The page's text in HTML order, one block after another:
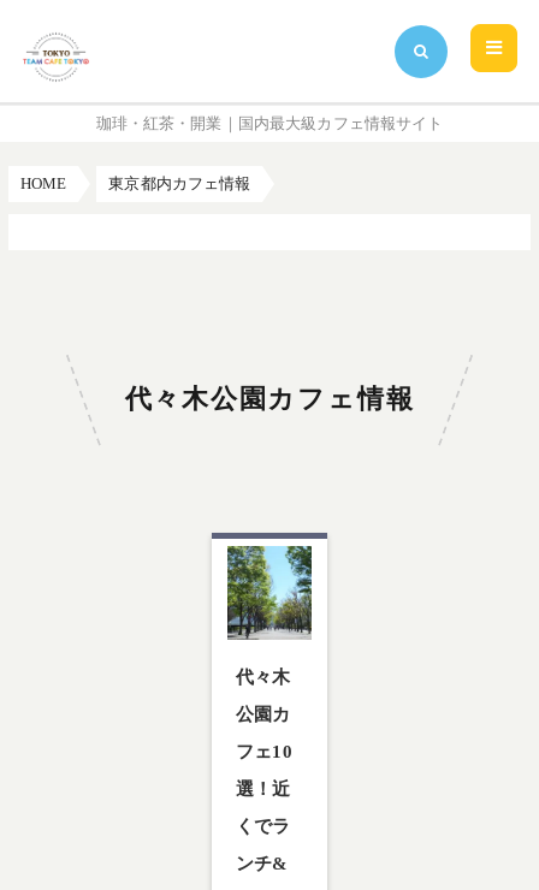
珈琲・紅茶・開業｜国内最大級カフェ情報サイト
HOME 東京都内カフェ情報
代々木公園カフェ情報
代々木
公園カ
フェ10
選！近
くでラ
ンチ&